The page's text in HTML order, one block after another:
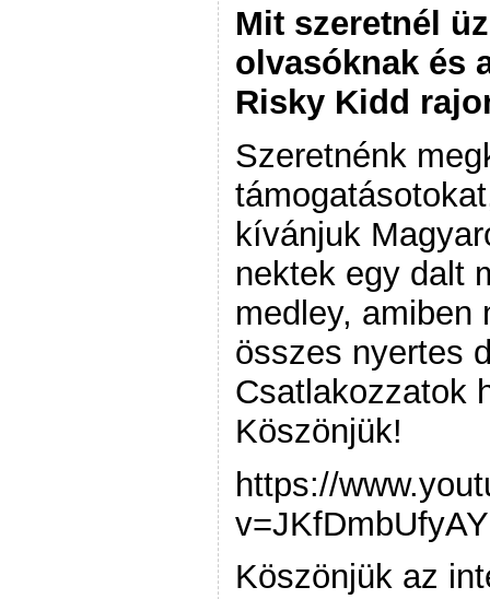
Mit szeretnél
olvasóknak és
Risky Kidd
Szeretnénk
kívánjuk
nektek egy dalt
medley, amiben
összes nyertes
Csatlakozzatok
Köszönjük!
https://
v=JKfDmbUfyAY
Köszönjük az